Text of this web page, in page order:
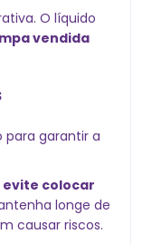
O líquido
vendida
para garantir a
evite colocar
longe de
causar riscos.